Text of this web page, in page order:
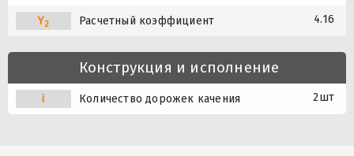
Y2 Расчетный коэффициент 4.16
Конструкция и исполнение
i Количество дорожек качения 2шт